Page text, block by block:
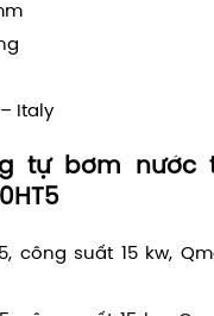
Italy
tự
bơm nước
công suất 15 kw,